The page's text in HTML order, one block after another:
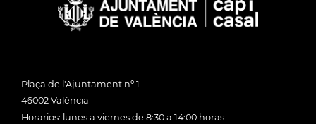
Plaça de l'Ajuntament nº 1
46002 València
Horarios: lunes a viernes de 8:30 a 14:00 horas